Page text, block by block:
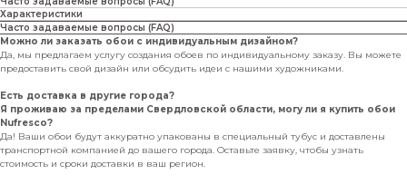
Характеристики
Часто задаваемые вопросы (FAQ)
Можно ли заказать обои с индивидуальным дизайном?
Да, мы предлагаем услугу создания обоев по индивидуальному заказу. Вы можете
предоставить свой дизайн или обсудить идеи с нашими художниками.
Есть доставка в другие города?
Я проживаю за пределами Свердловской области, могу ли я купить обои
Nufresco?
Да! Ваши обои будут аккуратно упакованы в специальный тубус и доставлены
транспортной компанией до вашего города. Оставьте заявку, чтобы узнать
стоимость и сроки доставки в ваш регион.